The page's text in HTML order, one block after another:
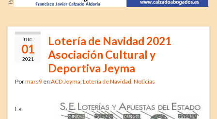
DIC
01
2021
Lotería de Navidad 2021
Asociación Cultural y
Deportiva Jeyma
Pormars9 en ACD Jeyma Lotería de Navidad Noticias
La